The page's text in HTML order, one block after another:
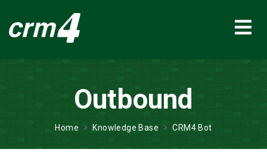
Outbound
Home Knowledge Base CRM4 Bot